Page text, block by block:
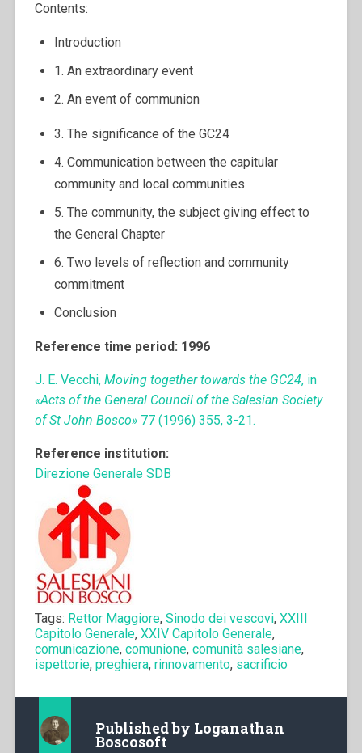
Contents:
Introduction
1. An extraordinary event
2. An event of communion
3. The significance of the GC24
4. Communication between the capitular
community and local communities
5. The community, the subject giving effect to
the General Chapter
6. Two levels of reflection and community
commitment
Conclusion
Reference time period: 1996
J. E. Vecchi, Moving together towards the GC24, in
«Acts of the General Council of the Salesian Society
of St John Bosco»77 (1996) 355, 3-21.
Reference institution:
Direzione Generale SDB
Tags: Rettor Maggiore, Sinodo dei vescovi, XXIII
Capitolo Generale, XXIV Capitolo Generale,
comunicazione, comunione, comunità salesiane,
ispettorie, preghiera, rinnovamento, sacrificio
Published by Loganathan
Boscosoft